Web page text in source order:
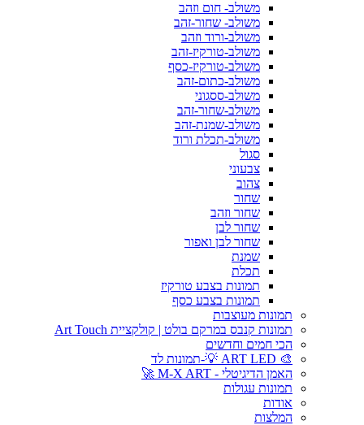
משולב- חום וזהב
משולב- שחור-זהב
משולב-ורוד וזהב
משולב-טורקיז-זהב
משולב-טורקיז-כסף
משולב-כתום-זהב
משולב-ססגוני
משולב-שחור-זהב
משולב-שמנת-זהב
משולב-תכלת ורוד
סגול
צבעוני
צהוב
שחור
שחור וזהב
שחור לבן
שחור לבן ואפור
שמנת
תכלת
תמונות בצבע טורקיז
תמונות בצבע כסף
תמונות מעוצבות
תמונות קנבס במרקם בולט | קולקציית Art Touch
הכי חמים וחדשים
🎨 ART LED 💡-תמונות לד
האמן הדיגיטלי - M-X ART 🚀
תמונות עגולות
אודות
המלצות